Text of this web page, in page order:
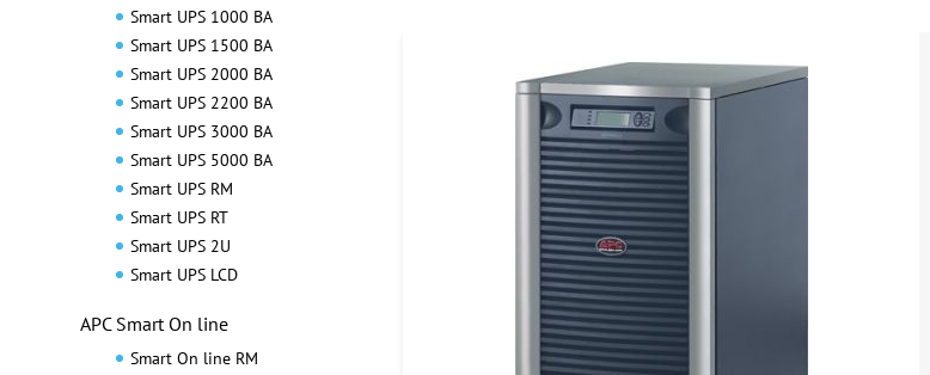
Smart UPS 1000 ВА
Smart UPS 1500 ВА
Smart UPS 2000 ВА
Smart UPS 2200 ВА
Smart UPS 3000 ВА
Smart UPS 5000 ВА
Smart UPS RM
Smart UPS RT
Smart UPS 2U
Smart UPS LCD
APC Smart On line
Smart On line RM